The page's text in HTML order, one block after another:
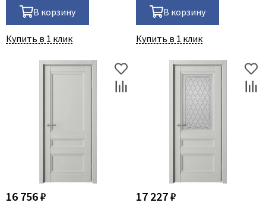
В корзину
Купить в 1 клик
В корзину
Купить в 1 клик
16 756 ₽ 17 227 ₽